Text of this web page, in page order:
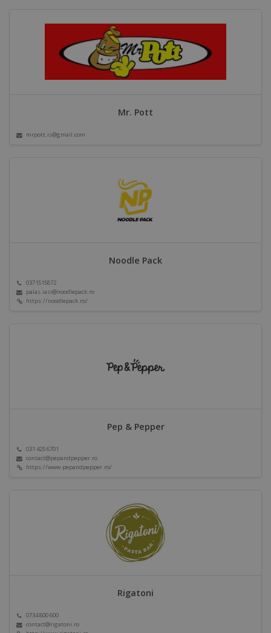
Mr. Pott
mrpott.is@gmail.com
Noodle Pack
0371515872
palas.iasi@noodlepack.ro
https://noodlepack.ro/
Pep & Pepper
031 425 6701
contact@pepandpepper.ro
https://www.pepandpepper.ro/
Rigatoni
0734 800 600
contact@rigatoni.ro